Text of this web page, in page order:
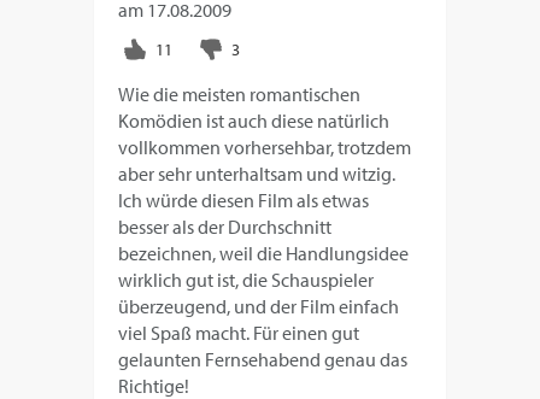
am 17.08.2009
Wie die meisten romantischen
Komödien ist auch diese natürlich
vollkommen vorhersehbar, trotzdem
aber sehr unterhaltsam und witzig.
Ich würde diesen Film als etwas
besser als der Durchschnitt
bezeichnen, weil die Handlungsidee
wirklich gut ist, die Schauspieler
überzeugend, und der Film einfach
viel Spaß macht. Für einen gut
gelaunten Fernsehabend genau das
Richtige!